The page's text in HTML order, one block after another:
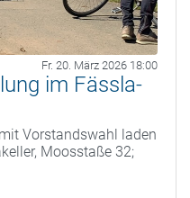
Fr. 20. März 2026 18:00
im Fässla-
Vorstandswahl laden
Moosstaße 32;